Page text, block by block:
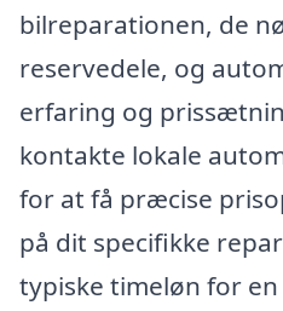
bilreparationen, de
reservedele, og
erfaring og
kontakte lokale
for at få præcise
på dit specifikke
typiske timeløn for